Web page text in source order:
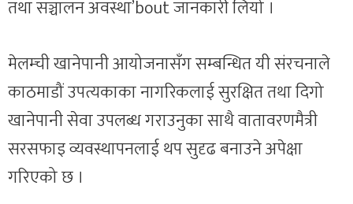
तथा सञ्चालन अवस्था’bout जानकारी लियो ।
मेलम्ची खानेपानी आयोजनासँग सम्बन्धित यी संरचनाले
काठमाडौं उपत्यकाका नागरिकलाई सुरक्षित तथा दिगो
खानेपानी सेवा उपलब्ध गराउनुका साथै वातावरणमैत्री
सरसफाइ व्यवस्थापनलाई थप सुदृढ बनाउने अपेक्षा
गरिएको छ ।